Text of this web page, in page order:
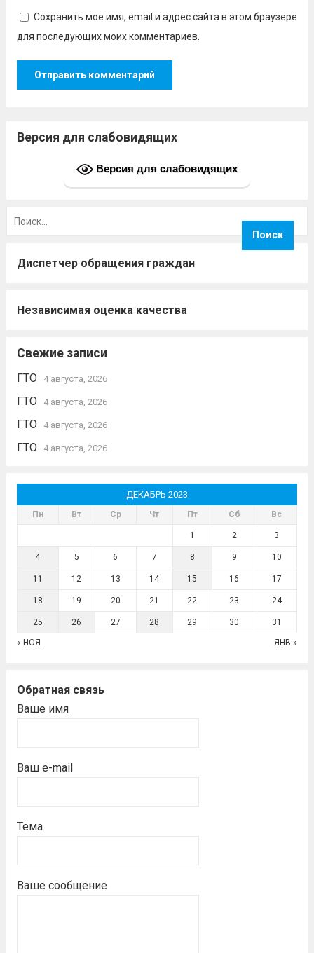
Сохранить моё имя, email и адрес сайта в этом браузере
для последующих моих комментариев.
Версия для слабовидящих
Версия для слабовидящих
Диспетчер обращения граждан
Независимая оценка качества
Свежие записи
ГТО 4 августа, 2026
ГТО 4 августа, 2026
ГТО 4 августа, 2026
ГТО 4 августа, 2026
ДЕКАБРЬ 2023
Пн Вт Ср Чт Пт Сб Вс
1 2 3
4 5 6 7 8 9 10
11 12 13 14 15 16 17
18 19 20 21 22 23 24
25 26 27 28 29 30 31
« НОЯ ЯНВ »
Обратная связь
Ваше имя
Ваш e-mail
Тема
Ваше сообщение